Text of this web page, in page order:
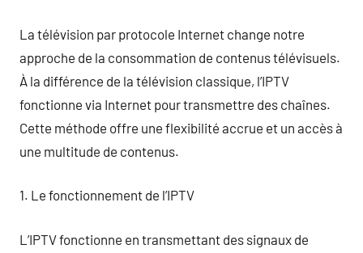
La télévision par protocole Internet change notre
approche de la consommation de contenus télévisuels.
À la différence de la télévision classique, l’IPTV
fonctionne via Internet pour transmettre des chaînes.
Cette méthode offre une flexibilité accrue et un accès à
une multitude de contenus.
1. Le fonctionnement de l’IPTV
L’IPTV fonctionne en transmettant des signaux de